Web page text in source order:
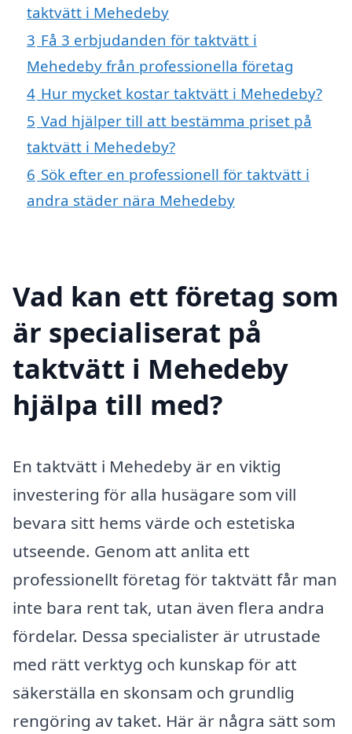
taktvätt i Mehedeby
3 Få 3 erbjudanden för taktvätt i
Mehedeby från professionella företag
4 Hur mycket kostar taktvätt i Mehedeby?
5 Vad hjälper till att bestämma priset på
taktvätt i Mehedeby?
6 Sök efter en professionell för taktvätt i
andra städer nära Mehedeby
Vad kan ett företag som
är specialiserat på
taktvätt i Mehedeby
hjälpa till med?
En taktvätt i Mehedeby är en viktig
investering för alla husägare som vill
bevara sitt hems värde och estetiska
utseende. Genom att anlita ett
professionellt företag för taktvätt får man
inte bara rent tak, utan även flera andra
fördelar. Dessa specialister är utrustade
med rätt verktyg och kunskap för att
säkerställa en skonsam och grundlig
rengöring av taket. Här är några sätt som